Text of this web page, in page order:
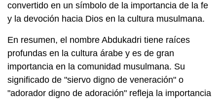
convertido en un símbolo de la importancia de la fe
y la devoción hacia Dios en la cultura musulmana.
En resumen, el nombre Abdukadri tiene raíces
profundas en la cultura árabe y es de gran
importancia en la comunidad musulmana. Su
significado de "siervo digno de veneración" o
"adorador digno de adoración" refleja la importancia